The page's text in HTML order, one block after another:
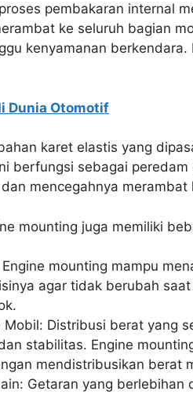
pembakaran internal
ke seluruh bagian
kenyamanan berkendara.
Dunia Otomotif
karet elastis yang
berfungsi sebagai
mencegahnya merambat
mounting juga memiliki
mounting mampu
agar tidak berubah
Mobil: Distribusi berat yang
stabilitas. Engine
mendistribusikan berat
Getaran yang berlebihan